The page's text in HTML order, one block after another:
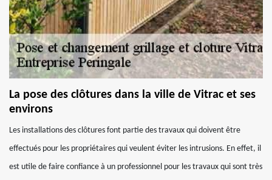
La pose des clôtures dans la ville de Vitrac et ses
environs
Les installations des clôtures font partie des travaux qui doivent être
effectués pour les propriétaires qui veulent éviter les intrusions. En effet, il
est utile de faire confiance à un professionnel pour les travaux qui sont très